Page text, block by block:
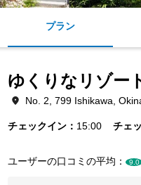
プラン
ゆくりなリゾー
No. 2, 799 Ishikawa,
チェックイン 15:00 チェ
ユーザーの口コミの平均： 9.0